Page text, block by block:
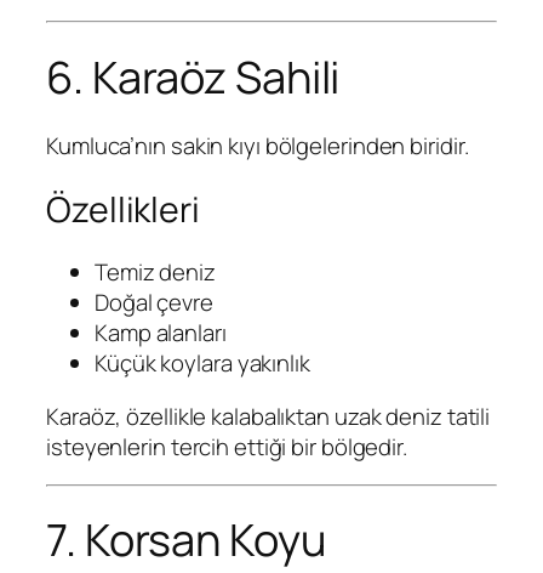
6. Karaöz Sahili
Kumluca’nın sakin kıyı bölgelerinden biridir.
Özellikleri
Temiz deniz
Doğal çevre
Kamp alanları
Küçük koylara yakınlık
Karaöz, özellikle kalabalıktan uzak deniz tatili
isteyenlerin tercih ettiği bir bölgedir.
7. Korsan Koyu